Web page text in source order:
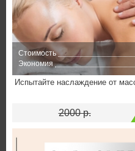
Стоимость
Экономия
Испытайте наслаждение от
2000 р.